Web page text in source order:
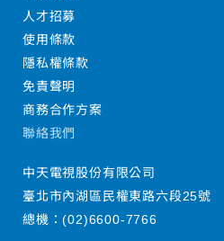
人才招募
使用條款
隱私權條款
免責聲明
商務合作方案
聯絡我們
中天電視股份有限公司
臺北市內湖區民權東路六段25號
總機：(02)6600-7766